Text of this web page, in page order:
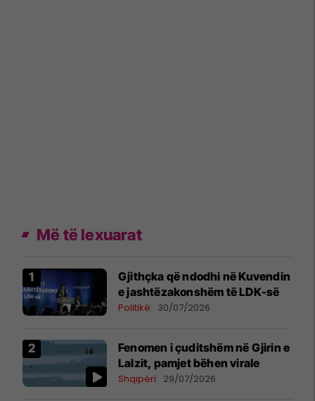
Më të lexuarat
Gjithçka që ndodhi në Kuvendin
e jashtëzakonshëm të LDK-së
Politikë 30/07/2026
Fenomen i çuditshëm në Gjirin e
Lalzit, pamjet bëhen virale
Shqipëri 29/07/2026